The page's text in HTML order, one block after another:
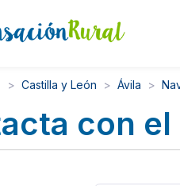
Castilla y León Ávila
con